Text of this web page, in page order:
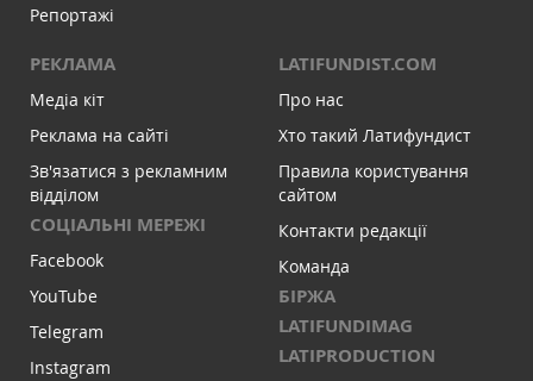
Репортажі
РЕКЛАМА
Медіа кіт
Реклама на сайті
Зв'язатися з рекламним
відділом
СОЦІАЛЬНІ МЕРЕЖІ
Facebook
YouTube
Telegram
Instagram
LATIFUNDIST.COM
Про нас
Хто такий Латифундист
Правила користування
сайтом
Контакти редакції
Команда
БІРЖА
LATIFUNDIMAG
LATIPRODUCTION